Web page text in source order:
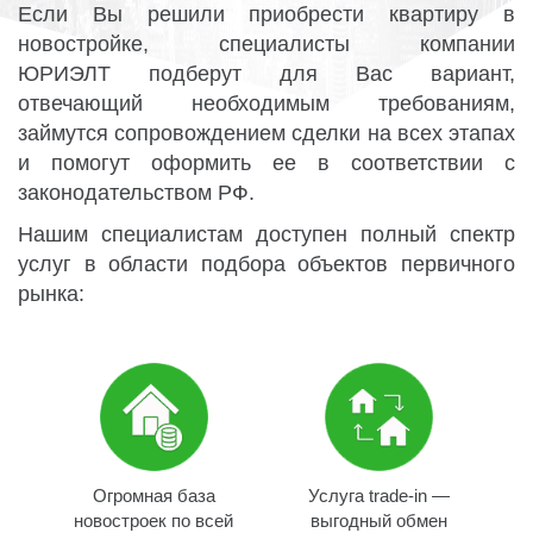
Если Вы решили приобрести квартиру в
новостройке, специалисты компании
ЮРИЭЛТ подберут для Вас вариант,
отвечающий необходимым требованиям,
займутся сопровождением сделки на всех этапах
и помогут оформить ее в соответствии с
законодательством РФ.
Нашим специалистам доступен полный спектр
услуг в области подбора объектов первичного
рынка:
Огромная база
новостроек по всей
Услуга trade-in —
выгодный обмен